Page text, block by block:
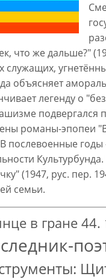
что же дальше?"
служащих,
объясняет
легенду о
подвергался
романы-эпопеи
послевоенные годы
(1947, рус. пер.
семьи.
в гране 44.